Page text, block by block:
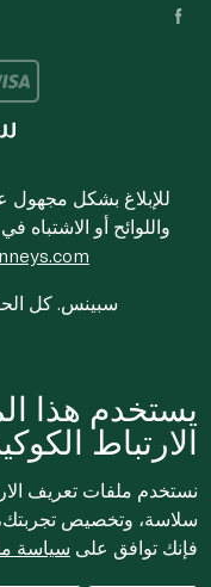
للإبلاغ بشكل مجهول
واللوائح أو الاشتباه
© 2020-2026
يستخدم هذا
الارتباط
نستخدم ملفات تعريف
سلاسة، وتخصيص
فإنك توافق على سياسة